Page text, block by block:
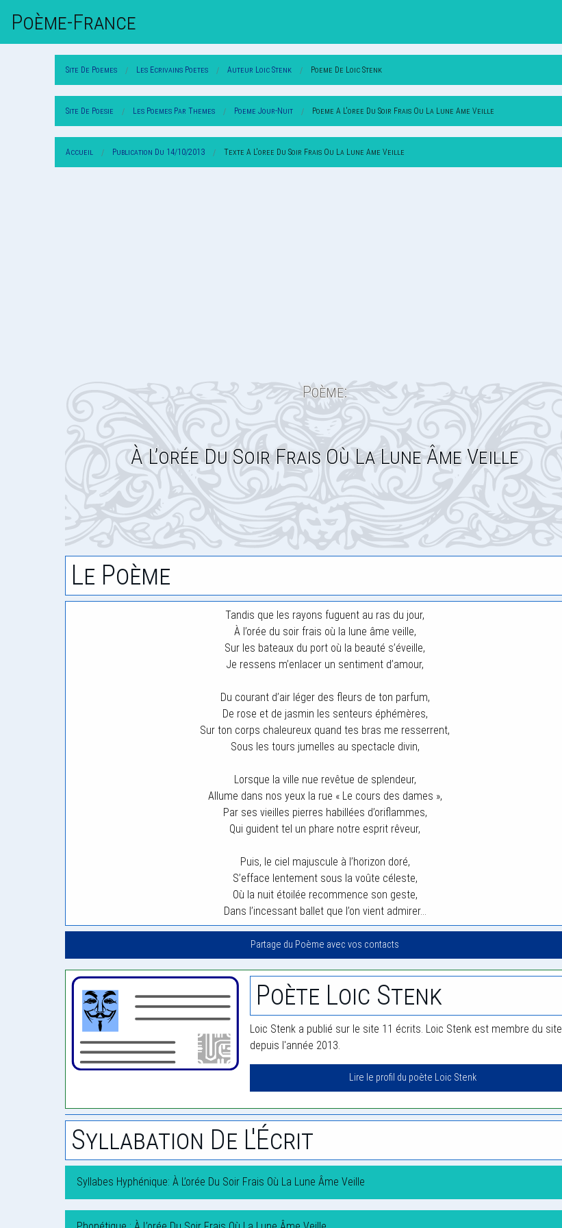
Poème-FrAnce
Site De Poemes Les Ecrivains Poetes Auteur Loic Stenk Poeme De Loic Stenk
Site De Poesie Les Poemes Par Themes Poeme Jour-Nuit Poeme A L'oree Du Soir Frais Ou La Lune Ame Veille
Accueil Publication Du 14/10/2013 Texte A L'oree Du Soir Frais Ou La Lune Ame Veille
Poème:
À L’orée Du Soir Frais Où La Lune Âme Veille
Le Poème
Tandis que les rayons fuguent au ras du jour,
À l’orée du soir frais où la lune âme veille,
Sur les bateaux du port où la beauté s’éveille,
Je ressens m’enlacer un sentiment d’amour,
Du courant d’air léger des fleurs de ton parfum,
De rose et de jasmin les senteurs éphémères,
Sur ton corps chaleureux quand tes bras me resserrent,
Sous les tours jumelles au spectacle divin,
Lorsque la ville nue revêtue de splendeur,
Allume dans nos yeux la rue « Le cours des dames »,
Par ses vieilles pierres habillées d’oriflammes,
Qui guident tel un phare notre esprit rêveur,
Puis, le ciel majuscule à l’horizon doré,
S’efface lentement sous la voûte céleste,
Où la nuit étoilée recommence son geste,
Dans l’incessant ballet que l’on vient admirer…
Partage du Poème avec vos contacts
Poète Loic Stenk
Loic Stenk a publié sur le site 11 écrits. Loic Stenk est membre du site
depuis l'année 2013.
Lire le profil du poète Loic Stenk
Syllabation De L'Écrit
Syllabes Hyphénique: À L’orée Du Soir Frais Où La Lune Âme Veille